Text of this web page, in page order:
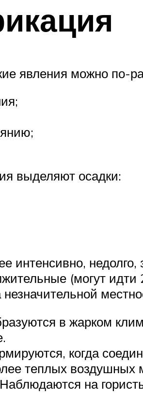
явления можно по-
выделяют осадки:
интенсивно,
(могут
в жарком
когда
теплых воздушных
на